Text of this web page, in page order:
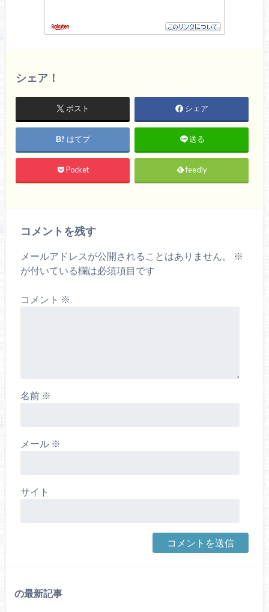
シェア！
ポスト シェア
はてブ 送る
Pocket feedly
コメントを残す
メールアドレスが公開されることはありません。
※
が付いている欄は必須項目です
コメント ※
名前 ※
メール ※
サイト
の最新記事